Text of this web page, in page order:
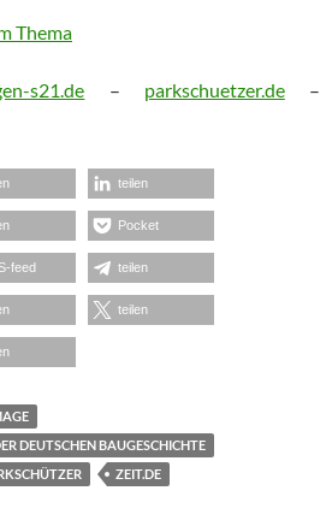
Thema
s21.de – parkschuetzer.de–
teilen
Pocket
feed teilen
teilen
DEUTSCHEN BAUGESCHICHTE
ZEIT.DE